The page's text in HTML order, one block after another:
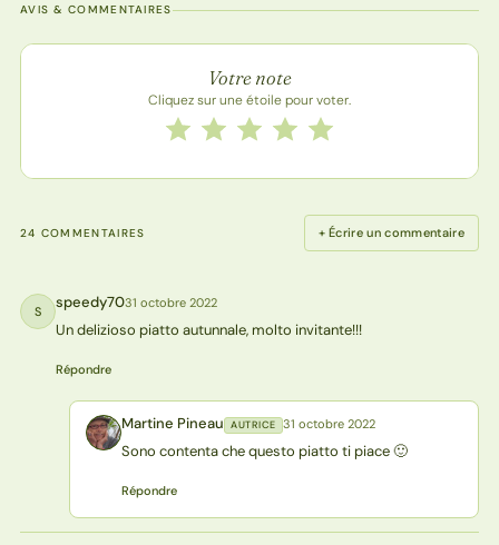
AVIS & COMMENTAIRES
Note de la recette
Votre note
Cliquez sur une étoile pour voter.
Notez cette recette de 1 à 5 étoiles
5 étoiles
4 étoiles
3 étoiles
2 étoiles
1 étoile
24 COMMENTAIRES + Écrire un commentaire
S speedy7031 octobre 2022
Un delizioso piatto autunnale, molto invitante!!!
Répondre
MP Martine Pineau AUTRICE 31 octobre 2022
Sono contenta che questo piatto ti piace 🙂
Répondre